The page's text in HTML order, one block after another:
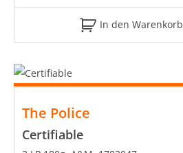
In den Warenkorb
The Police
Certifiable